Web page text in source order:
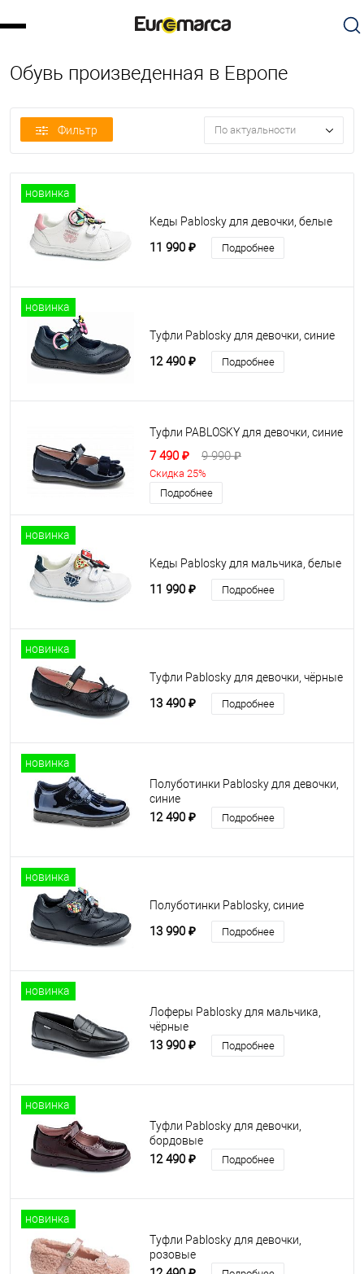
Обувь произведенная в Европе
Фильтр По актуальности
новинка
Кеды Pablosky для девочки, белые
11 990 ₽ Подробнее
новинка
Туфли Pablosky для девочки, синие
12 490 ₽ Подробнее
Туфли PABLOSKY для девочки, синие
7 490 ₽ 9 990 ₽
Скидка 25%
Подробнее
новинка
Кеды Pablosky для мальчика, белые
11 990 ₽ Подробнее
новинка
Туфли Pablosky для девочки, чёрные
13 490 ₽ Подробнее
новинка
Полуботинки Pablosky для девочки,
синие
12 490 ₽ Подробнее
новинка
Полуботинки Pablosky, синие
13 990 ₽ Подробнее
новинка
Лоферы Pablosky для мальчика,
чёрные
13 990 ₽ Подробнее
новинка
Туфли Pablosky для девочки,
бордовые
12 490 ₽ Подробнее
новинка
Туфли Pablosky для девочки,
розовые